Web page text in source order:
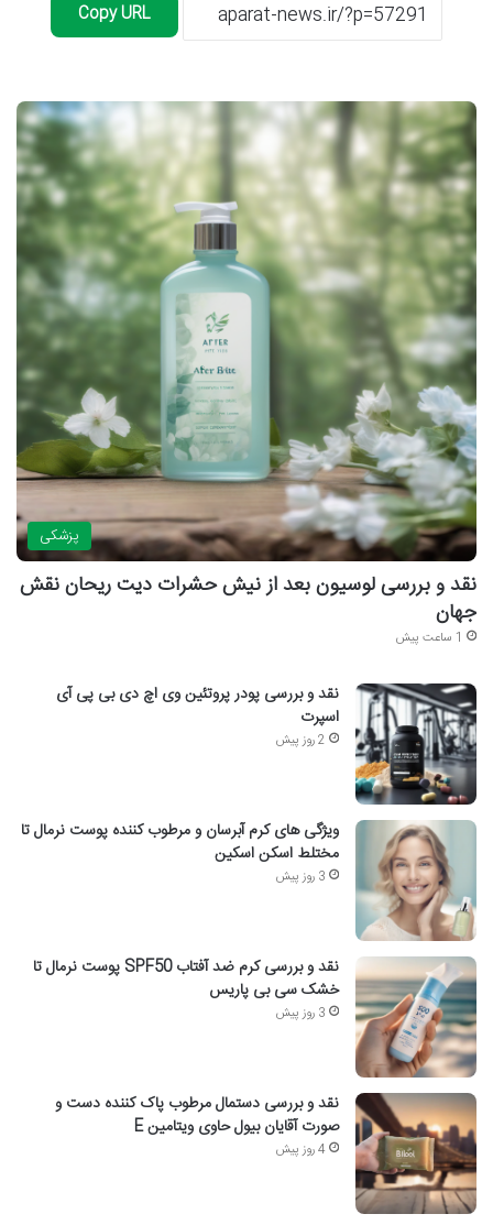
Copy URL
پزشکی
نقد و بررسی لوسیون بعد از نیش حشرات دیت ریحان نقش
جهان
1 ساعت پیش
نقد و بررسی پودر پروتئین وی اچ دی بی پی آی
اسپرت
2 روز پیش
ویژگی های کرم آبرسان و مرطوب کننده پوست نرمال تا
مختلط اسکن اسکین
3 روز پیش
نقد و بررسی کرم ضد آفتاب SPF50 پوست نرمال تا
خشک سی بی پاریس
3 روز پیش
نقد و بررسی دستمال مرطوب پاک کننده دست و
صورت آقایان بیول حاوی ویتامین E
4 روز پیش